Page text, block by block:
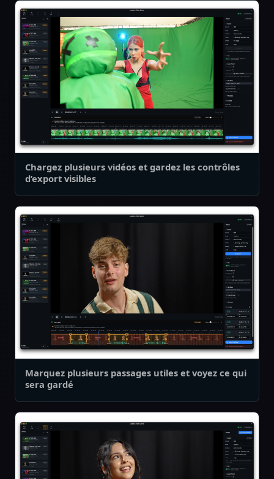
Chargez plusieurs vidéos et gardez les contrôles
d’export visibles
Marquez plusieurs passages utiles et voyez ce qui
sera gardé